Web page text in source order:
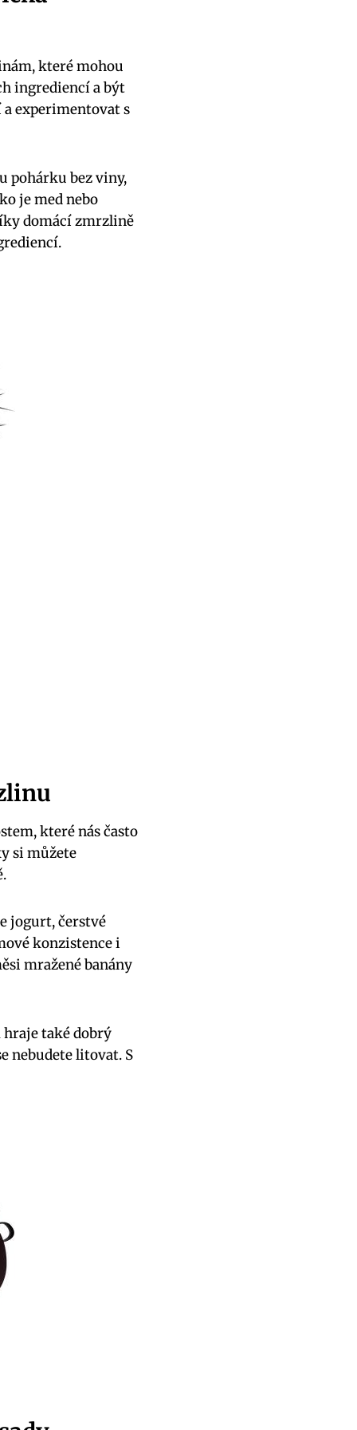
které mohou
ingrediencí a být
experimentovat s
pohárku bez viny,
je med nebo
domácí zmrzlině
které nás často
si můžete
jogurt, čerstvé
konzistence i
mražené banány
také dobrý
nebudete litovat. S